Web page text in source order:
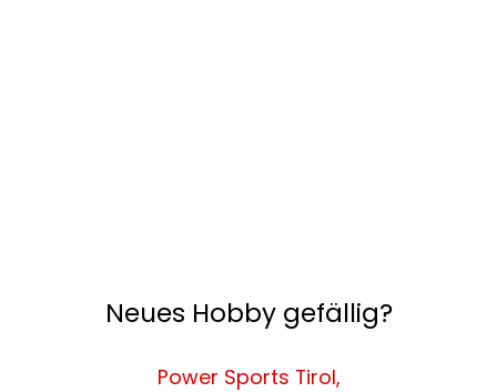
Neues Hobby gefällig?
Power Sports Tirol,